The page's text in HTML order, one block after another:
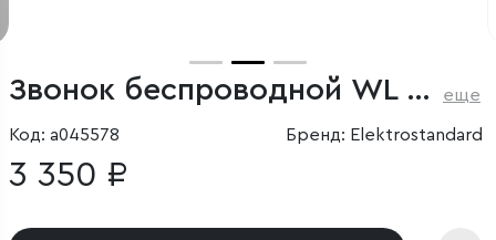
Звонок беспроводной WL 52M IP44 белый еще
Код: a045578 Бренд: Elektrostandard
3 350 ₽